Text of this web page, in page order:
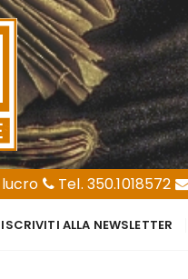
Tel. 350.1018572
ISCRIVITI ALLA NEWSLETTER